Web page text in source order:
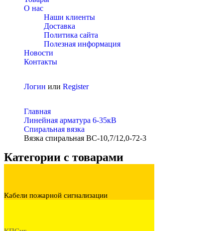
О нас
Наши клиенты
Доставка
Политика сайта
Полезная информация
Новости
Контакты
Логин или Register
Главная
Линейная арматура 6-35кВ
Спиральная вязка
Вязка спиральная ВС-10,7/12,0-72-3
Категории с товарами
Кабели пожарной сигнализации